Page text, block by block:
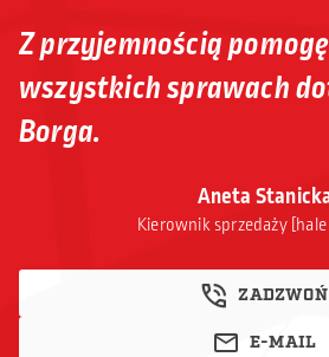
Aneta
Kierownik sprzedaży
ZADZWOŃ
E-MAIL
Z przyjemnością
wszystkich sprawach
Borga.